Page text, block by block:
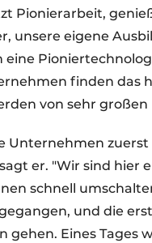
Pionierarbeit,
unsere eigene
eine
finden das
von sehr
Unternehmen
er. "Wir sind hier
schnell
und die
gehen. Eines Tages